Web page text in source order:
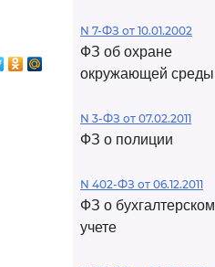
N 7-ФЗ от 10.01.2002
ФЗ об охране
окружающей среды
N 3-ФЗ от 07.02.2011
ФЗ о полиции
N 402-ФЗ от 06.12.2011
ФЗ о бухгалтерском
учете